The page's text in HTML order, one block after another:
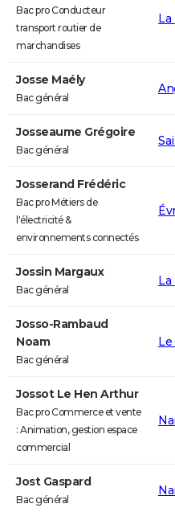
Bac pro Conducteur
transport routier de
marchandises
La
Josse Maély
Bac général
Josseaume Grégoire
Bac général
Josserand Frédéric
Bac pro Métiers de
l'électricité &
environnements connectés
Jossin Margaux
Bac général
La
Josso-Rambaud
Noam
Bac général
Le
Jossot Le Hen Arthur
Bac pro Commerce et vente
: Animation, gestion espace
commercial
Jost Gaspard
Bac général